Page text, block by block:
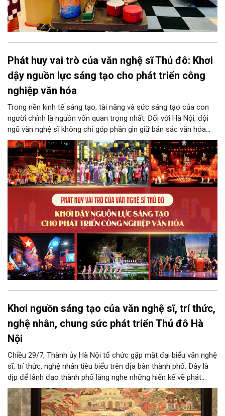
Phát huy vai trò của văn nghệ sĩ Thủ đô: Khơi
dậy nguồn lực sáng tạo cho phát triển công
nghiệp văn hóa
Trong nền kinh tế sáng tạo, tài năng và sức sáng tạo của con
người chính là nguồn vốn quan trọng nhất. Đối với Hà Nội, đội
ngũ văn nghệ sĩ không chỉ góp phần gìn giữ bản sắc văn hóa
mà còn giữ vai trò trung tâm trong quá trình hình thành các sản
phẩm công nghiệp văn hóa có giá trị. Khơi dậy, phát huy và tạo
điều kiện để nguồn lực sáng tạo ấy phát triển sẽ là “chìa khóa”
để Hà Nội khai thác hiệu quả tiềm năng văn hóa, nâng cao năng
lực cạnh tranh và khẳng định vị thế của một trung tâm sáng tạo
trong kỷ nguyên mới.
Khơi nguồn sáng tạo của văn nghệ sĩ, trí thức,
nghệ nhân, chung sức phát triển Thủ đô Hà
Nội
Chiều 29/7, Thành ủy Hà Nội tổ chức gặp mặt đại biểu văn nghệ
sĩ, trí thức, nghệ nhân tiêu biểu trên địa bàn thành phố. Đây là
dịp để lãnh đạo thành phố lắng nghe những hiến kế về phát
triển khoa học công nghệ, đổi mới sáng tạo, công nghiệp văn
hóa và phát huy nguồn lực con người, góp phần tạo động lực
mới cho sự phát triển nhanh, bền vững của Thủ đô.